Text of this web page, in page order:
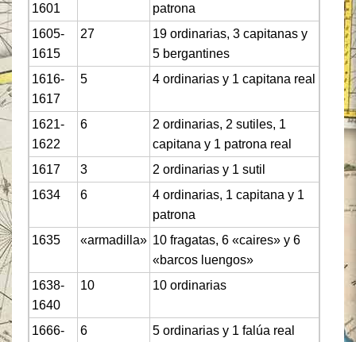
1601
patrona
1605-
1615
27
19 ordinarias, 3 capitanas y
5 bergantines
1616-
1617
5 4 ordinarias y 1 capitana real
1621-
1622
6
2 ordinarias, 2 sutiles, 1
capitana y 1 patrona real
1617
3
2 ordinarias y 1 sutil
1634
6
4 ordinarias, 1 capitana y 1
patrona
1635
«armadilla» 10 fragatas, 6 «caires» y 6
«barcos luengos»
1638-
1640
10 10 ordinarias
1666-
6 5 ordinarias y 1 falúa real